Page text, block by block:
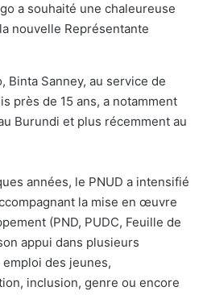
a souhaité une chaleureuse
nouvelle Représentante
Binta Sanney, au service de
près de 15 ans, a notamment
Burundi et plus récemment au
années, le PNUD a intensifié
la mise en œuvre
(PND, PUDC, Feuille de
appui dans plusieurs
des jeunes,
inclusion, genre ou encore